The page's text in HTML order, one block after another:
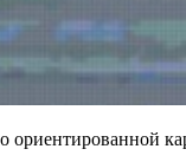
ориентированной